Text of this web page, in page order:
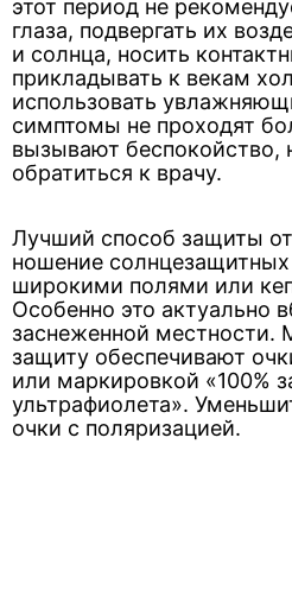
этот период не
глаза, подвергать их
и солнца, носить
прикладывать к векам
использовать
симптомы не проходят
вызывают беспокойство,
обратиться к врачу.
Лучший способ защиты
ношение
широкими полями или
Особенно это актуально
заснеженной местности.
защиту обеспечивают
или маркировкой «100%
ультрафиолета».
очки с поляризацией.